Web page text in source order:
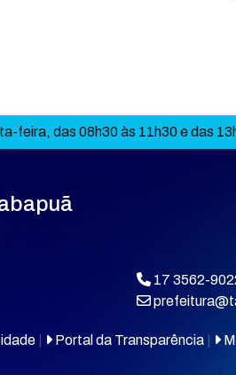
feira, das 08h30 às 11h30 e das
17 3562-
Portal da Transparência